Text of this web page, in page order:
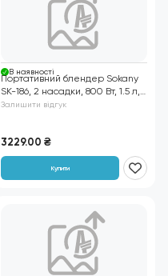
В нaявності
Портативний блендер Sokany
SK-186, 2 насадки, 800 Вт, 1.5 л,
сріблястий
Залишити відгук
3229.00 ₴
Купити